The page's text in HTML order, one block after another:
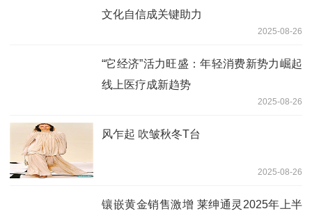
文化自信成关键助力
2025-08-26
“它经济”活力旺盛：年轻消费新势力崛起
线上医疗成新趋势
2025-08-26
风乍起 吹皱秋冬T台
2025-08-26
镶嵌黄金销售激增 莱绅通灵2025年上半